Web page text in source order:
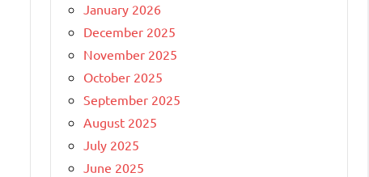
January 2026
December 2025
November 2025
October 2025
September 2025
August 2025
July 2025
June 2025